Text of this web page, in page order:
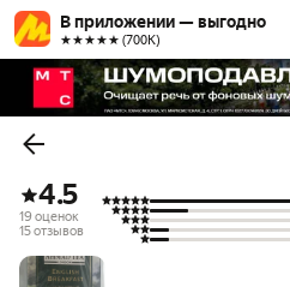
В приложении — выгодно
★★★★★ (700К)
4.5
19 оценок
15 отзывов